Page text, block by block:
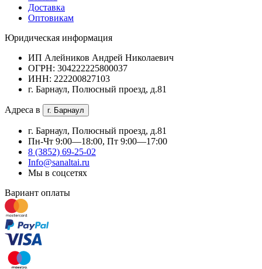
Доставка
Оптовикам
Юридическая информация
ИП Алейников Андрей Николаевич
ОГРН: 304222225800037
ИНН: 222200827103
г. Барнаул, Полюсный проезд, д.81
Адреса в г. Барнаул
г. Барнаул, Полюсный проезд, д.81
Пн-Чт 9:00—18:00, Пт 9:00—17:00
8 (3852) 69-25-02
Info@sanaltai.ru
Мы в соцсетях
Вариант оплаты